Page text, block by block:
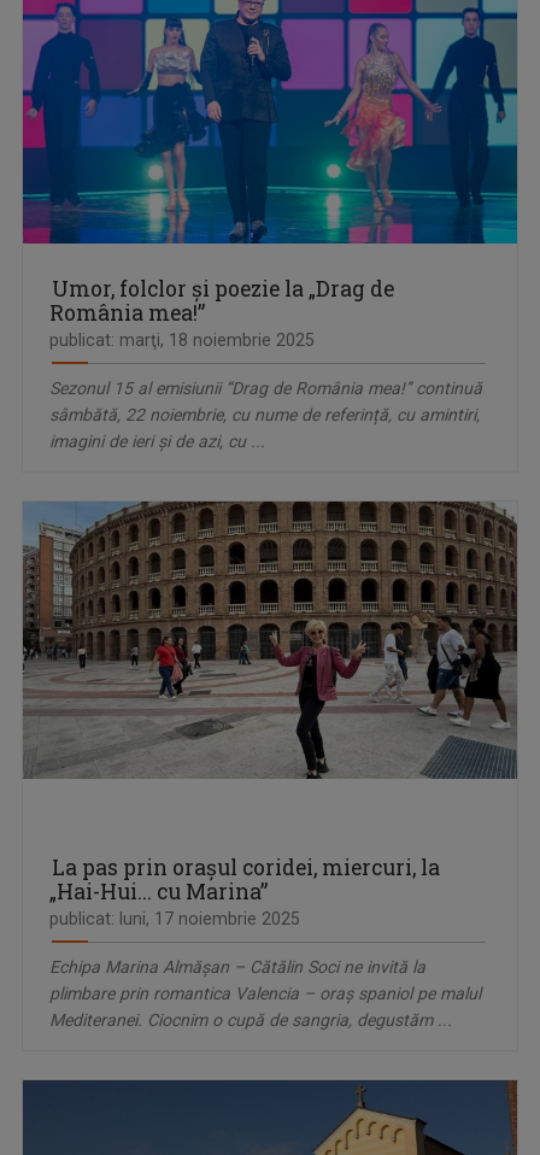
Umor, folclor şi poezie la „Drag de
România mea!”
publicat: marţi, 18 noiembrie 2025
Sezonul 15 al emisiunii “Drag de România mea!” continuă
sâmbătă, 22 noiembrie, cu nume de referință, cu amintiri,
imagini de ieri şi de azi, cu ...
La pas prin oraşul coridei, miercuri, la
„Hai-Hui... cu Marina”
publicat: luni, 17 noiembrie 2025
Echipa Marina Almăşan – Cătălin Soci ne invită la
plimbare prin romantica Valencia – oraş spaniol pe malul
Mediteranei. Ciocnim o cupă de sangria, degustăm ...